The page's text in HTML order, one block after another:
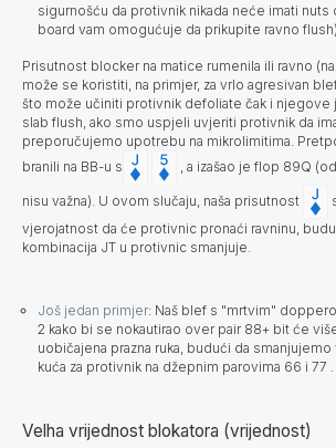
sigurnošću da protivnik nikada neće imati nuts
board vam omogućuje da prikupite ravno flush).
Prisutnost blocker na matice rumenila ili ravno
može se koristiti, na primjer, za vrlo agresivan
što može učiniti protivnik defoliate čak i njegove
slab flush, ako smo uspjeli uvjeriti protivnik da
preporučujemo upotrebu na mikrolimitima.
branili na BB-u s
, a izašao je flop 89Q
nisu važna). U ovom slučaju, naša prisutnost
vjerojatnost da će protivnic pronaći ravninu,
kombinacija JT u protivnic smanjuje.
Još jedan primjer: Naš blef s "mrtvim"
2 kako bi se nokautirao over pair 88+ bit će
uobičajena prazna ruka, budući da
kuća za protivnik na džepnim parovima 66 i 77 .
Velha vrijednost blokatora (vrijednost)